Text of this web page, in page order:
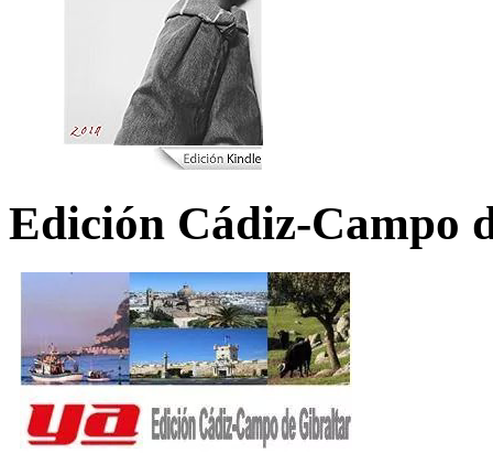
Edición Cádiz-Campo